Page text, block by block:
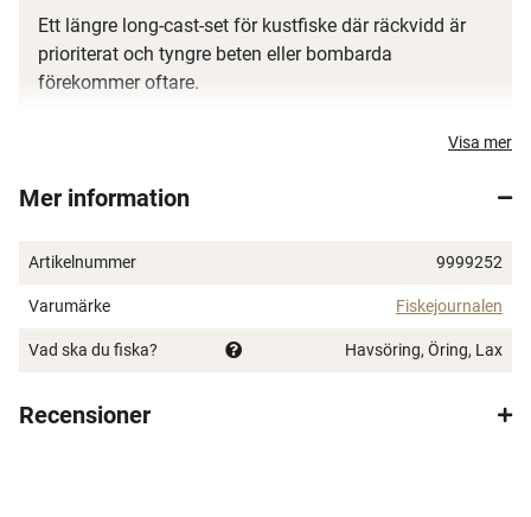
Ett längre long-cast-set för kustfiske där räckvidd är
prioriterat och tyngre beten eller bombarda
förekommer oftare.
paketet och sätter tonen för användningsområdet.
Shimano Catana FE 4000 haspelrulle inkl. Powerpro
just den här kastvikten och längden inom det här
Visa mer
Mer information
Artikelnummer 9999252
Varumärke Fiskejournalen
Vad ska du fiska? Havsöring, Öring, Lax
Recensioner